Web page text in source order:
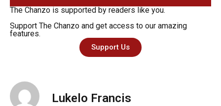
The Chanzo is supported by readers like you.
Support The Chanzo and get access to our amazing
features.
Support Us
Lukelo Francis